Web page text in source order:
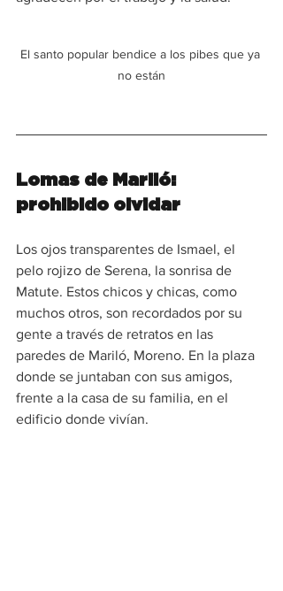
El santo popular bendice a los pibes que ya
no están
Lomas de Mariló:
prohibido olvidar
Los ojos transparentes de Ismael, el
pelo rojizo de Serena, la sonrisa de
Matute. Estos chicos y chicas, como
muchos otros, son recordados por su
gente a través de retratos en las
paredes de Mariló, Moreno. En la plaza
donde se juntaban con sus amigos,
frente a la casa de su familia, en el
edificio donde vivían.